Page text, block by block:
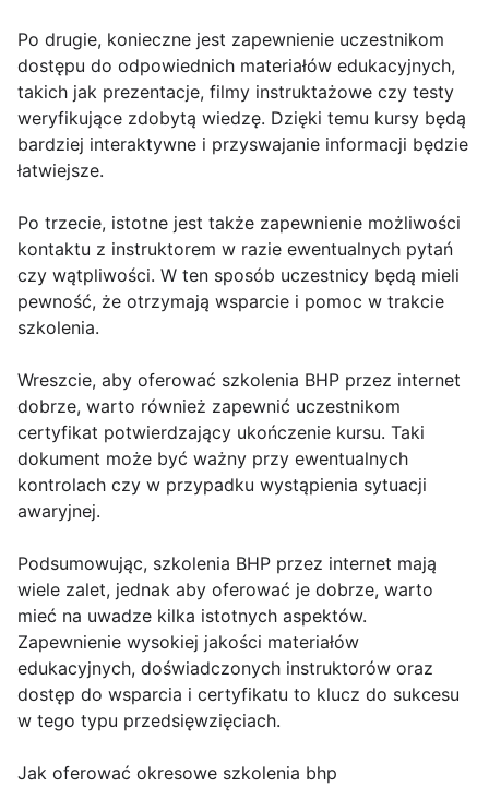
Po drugie, konieczne jest zapewnienie uczestnikom
dostępu do odpowiednich materiałów edukacyjnych,
takich jak prezentacje, filmy instruktażowe czy testy
weryfikujące zdobytą wiedzę. Dzięki temu kursy będą
bardziej interaktywne i przyswajanie informacji będzie
łatwiejsze.
Po trzecie, istotne jest także zapewnienie możliwości
kontaktu z instruktorem w razie ewentualnych pytań
czy wątpliwości. W ten sposób uczestnicy będą mieli
pewność, że otrzymają wsparcie i pomoc w trakcie
szkolenia.
Wreszcie, aby oferować szkolenia BHP przez internet
dobrze, warto również zapewnić uczestnikom
certyfikat potwierdzający ukończenie kursu. Taki
dokument może być ważny przy ewentualnych
kontrolach czy w przypadku wystąpienia sytuacji
awaryjnej.
Podsumowując, szkolenia BHP przez internet mają
wiele zalet, jednak aby oferować je dobrze, warto
mieć na uwadze kilka istotnych aspektów.
Zapewnienie wysokiej jakości materiałów
edukacyjnych, doświadczonych instruktorów oraz
dostęp do wsparcia i certyfikatu to klucz do sukcesu
w tego typu przedsięwzięciach.
Jak oferować okresowe szkolenia bhp